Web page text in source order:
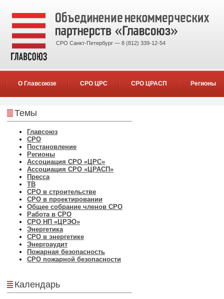
СРО Санкт-Петербург — 8 (812) 339-12-54
О Главсоюзе СРО ЦРС СРО ЦРАСП Регионы
Темы
Главсоюз
СРО
Постановление
Регионы
Ассоциация СРО «ЦРС»
Ассоциация СРО «ЦРАСП»
Пресса
ТВ
СРО в строительстве
СРО в проектировании
Общее собрание членов СРО
Работа в СРО
СРО НП «ЦРЭО»
Энергетика
СРО в энергетике
Энергоаудит
Пожарная безопасность
СРО пожарной безопасности
Календарь